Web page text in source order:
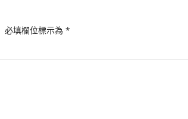
必填欄位標示為 *